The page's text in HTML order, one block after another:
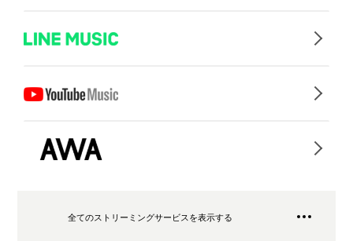
全てのストリーミングサービスを表示する